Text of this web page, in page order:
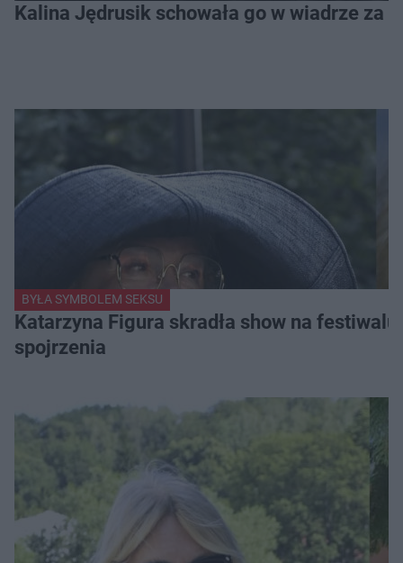
Kalina Jędrusik schowała go w wiadrze za
BYŁA SYMBOLEM SEKSU
Katarzyna Figura skradła show na
spojrzenia